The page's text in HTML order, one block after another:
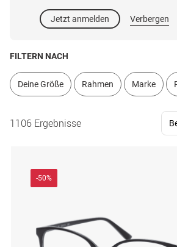
Jetzt anmelden Verbergen
FILTERN NACH
Deine Größe Rahmen Marke
1106 Ergebnisse
-50%